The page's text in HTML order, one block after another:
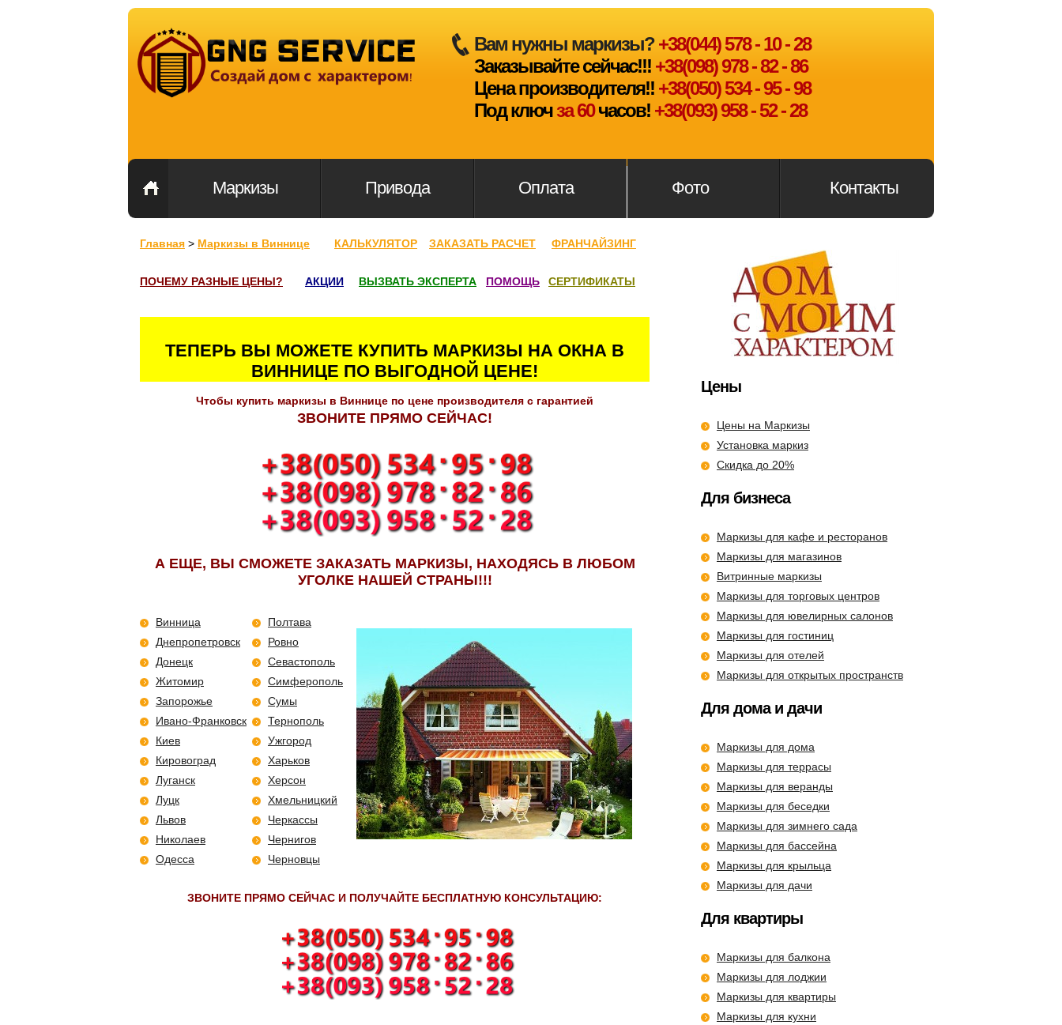
Вам нужны маркизы?+38(044) 578 - 10 - 28
Заказывайте сейчас!!! +38(098) 978 - 82 - 86
Цена производителя!! +38(050) 534 - 95 - 98
Под ключза 60часов! +38(093) 958 - 52 - 28
Маркизы Привода Оплата Фото Контакты
Главная > Маркизы в Виннице КАЛЬКУЛЯТОР ЗАКАЗАТЬ РАСЧЕТ ФРАНЧАЙЗИНГ
ПОЧЕМУ РАЗНЫЕ ЦЕНЫ? АКЦИИ ВЫЗВАТЬ ЭКСПЕРТА ПОМОЩЬ СЕРТИФИКАТЫ
ТЕПЕРЬ ВЫ МОЖЕТЕ КУПИТЬ МАРКИЗЫ НА ОКНА В
ВИННИЦЕ ПО ВЫГОДНОЙ ЦЕНЕ!
Чтобы купить маркизы в Виннице по цене производителя с гарантией
ЗВОНИТЕ ПРЯМО СЕЙЧАС!
А ЕЩЕ, ВЫ СМОЖЕТЕ ЗАКАЗАТЬ МАРКИЗЫ, НАХОДЯСЬ В ЛЮБОМ
УГОЛКЕ НАШЕЙ СТРАНЫ!!!
Винница
Днепропетровск
Донецк
Житомир
Запорожье
Ивано-Франковск
Киев
Кировоград
Луганск
Луцк
Львов
Николаев
Одесса
Полтава
Ровно
Севастополь
Симферополь
Сумы
Тернополь
Ужгород
Харьков
Херсон
Хмельницкий
Черкассы
Чернигов
Черновцы
ЗВОНИТЕ ПРЯМО СЕЙЧАС И ПОЛУЧАЙТЕ БЕСПЛАТНУЮ КОНСУЛЬТАЦИЮ:
Цены
Цены на Маркизы
Установка маркиз
Скидка до 20%
Для бизнеса
Маркизы для кафе и ресторанов
Маркизы для магазинов
Витринные маркизы
Маркизы для торговых центров
Маркизы для ювелирных салонов
Маркизы для гостиниц
Маркизы для отелей
Маркизы для открытых пространств
Для дома и дачи
Маркизы для дома
Маркизы для террасы
Маркизы для веранды
Маркизы для беседки
Маркизы для зимнего сада
Маркизы для бассейна
Маркизы для крыльца
Маркизы для дачи
Для квартиры
Маркизы для балкона
Маркизы для лоджии
Маркизы для квартиры
Маркизы для кухни